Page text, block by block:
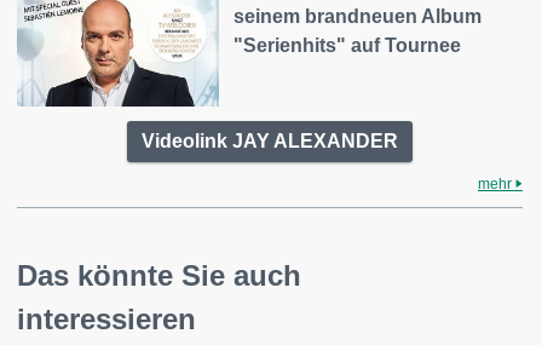
seinem brandneuen Album
"Serienhits" auf Tournee
Videolink JAY ALEXANDER
mehr
Das könnte Sie auch
interessieren